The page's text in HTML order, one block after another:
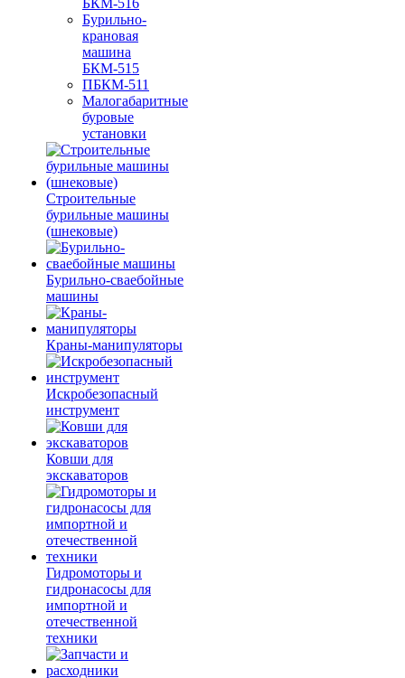
БКМ-516
Бурильно-
крановая
машина
БКМ-515
ПБКМ-511
Малогабаритные
буровые
установки
Строительные
бурильные машины
(шнековые)
Бурильно-сваебойные
машины
Краны-манипуляторы
Искробезопасный
инструмент
Ковши для
экскаваторов
Гидромоторы и
гидронасосы для
импортной и
отечественной
техники